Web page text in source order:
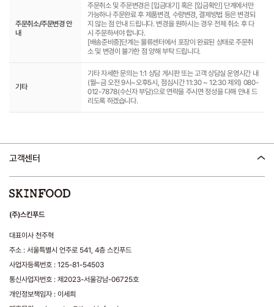
주문취소/주문변경 안
내
주문취소 및 주문변경은 [입금대기] 혹은 [입금확인] 단계에서만
가능하나 주문완료 후 제품변경, 수량변경, 결제방법 등은 변경되
지 않는 점 안내 드립니다. 변경을 원하시는 경우 전체 취소 후 다
시 주문하셔야 합니다.
[배송준비중]단계는 물류센터에서 포장이 완료된 상태로 주문취
소 및 변경이 불가한 점 양해 부탁 드립니다.
기타
기타 자세한 문의는 1:1 상담 게시판 또는 고객 상담실 운영시간 내
(월~금 오전 9시~오후5시, 점심시간 11:30 ~ 12:30 제외) 080-
012-7878(수신자 부담)으로 연락을 주시면 정성을 다해 안내 드
리도록 하겠습니다.
고객센터
(주)스킨푸드
대표이사 천주혁
주소 : 서울특별시 언주로 541, 4층 스킨푸드
사업자등록번호 : 125-81-54503
통신사업자번호 : 제2023-서울강남-06725호
개인정보책임자 : 이세희